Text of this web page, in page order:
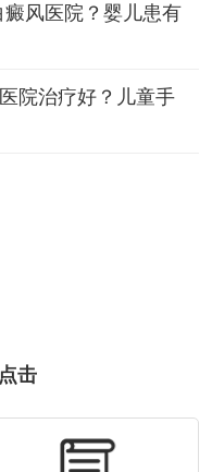
风医院？婴儿患有
院治疗好？儿童手
击